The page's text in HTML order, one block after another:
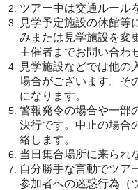
ツアー中は交通ルール
見学予定施設の休館等
みまたは見学施設を変
主催者までお問い合わ
見学施設などでは他の
場合がございます。そ
になります。
警報発令の場合や一部
決行です。中止の場合
絡します。
当日集合場所に来られ
自分勝手な言動でツア
参加者への迷惑行為（